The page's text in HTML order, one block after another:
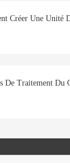
Créer Une Unité
De Traitement Du